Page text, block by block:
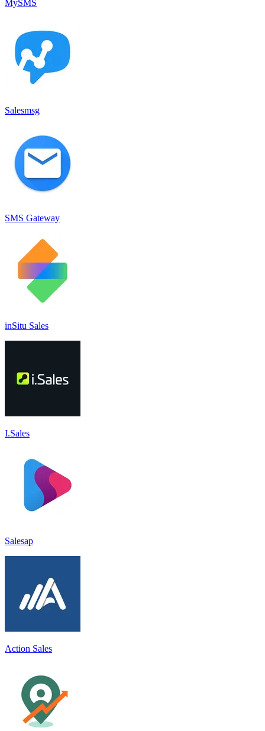
MySMS
Salesmsg
SMS Gateway
inSitu Sales
I.Sales
Salesap
Action Sales